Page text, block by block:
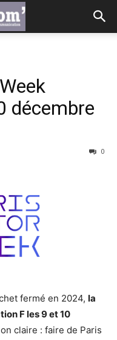
décembre
0
fermé en 2024, la
F les 9 et 10
claire : faire de Paris